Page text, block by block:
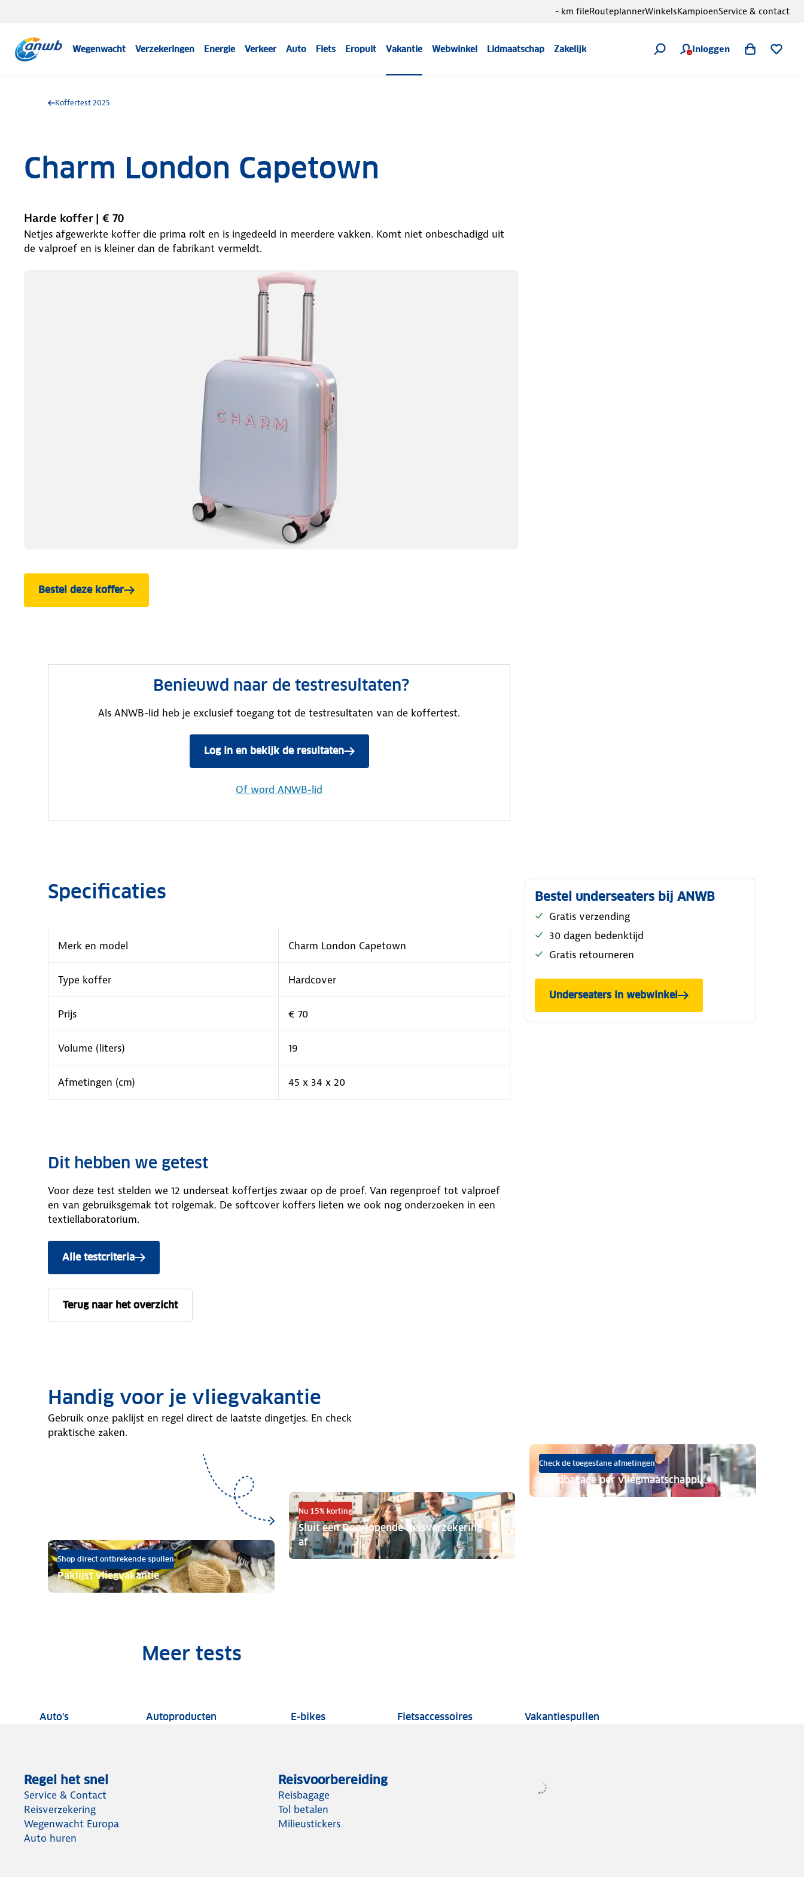
Wegenwacht Verzekeringen Energie Verkeer Auto Fiets Eropuit Vakantie Webwinkel Lidmaatschap Zakelijk Inloggen
- km fileRouteplannerWinkelsKampioenService & contact
Koffertest 2025
Charm London Capetown
Harde koffer | € 70
Netjes afgewerkte koffer die prima rolt en is ingedeeld in meerdere vakken. Komt niet onbeschadigd uit
de valproef en is kleiner dan de fabrikant vermeldt.
Bestel deze koffer
Benieuwd naar de testresultaten?
Als ANWB-lid heb je exclusief toegang tot de testresultaten van de koffertest.
Log in en bekijk de resultaten
Of word ANWB-lid
Specificaties
Merk en model Charm London Capetown
Type koffer Hardcover
Prijs € 70
Volume (liters) 19
Afmetingen (cm) 45 x 34 x 20
Dit hebben we getest
Voor deze test stelden we 12 underseat koffertjes zwaar op de proef. Van regenproef tot valproef
en van gebruiksgemak tot rolgemak. De softcover koffers lieten we ook nog onderzoeken in een
textiellaboratorium.
Alle testcriteria
Terug naar het overzicht
Bestel underseaters bij ANWB
Gratis verzending
30 dagen bedenktijd
Gratis retourneren
Underseaters in webwinkel
Handig voor je vliegvakantie
Gebruik onze paklijst en regel direct de laatste dingetjes. En check
praktische zaken.
Shop direct ontbrekende spullen
Paklijst vliegvakantie
Nu 15% korting
Sluit een Doorlopende Reisverzekering
af
Check de toegestane afmetingen
Handbagage per vliegmaatschappij
Meer tests
Auto'sAuto tests AutoproductenTests van autoproducten
E-bikesE-bike tests FietsaccessoiresFietsaccessoire tests
Vakantiespullen
Regel het snel
Service & Contact
Reisverzekering
Wegenwacht Europa
Auto huren
Reisvoorbereiding
Reisbagage
Tol betalen
Milieustickers